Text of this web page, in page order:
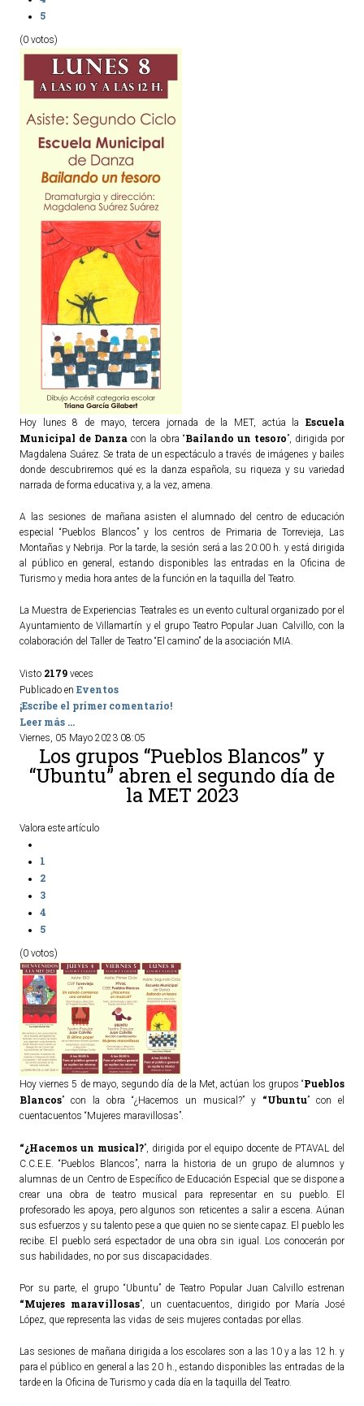
5
(0 votos)
Hoy lunes 8 de mayo, tercera jornada de la MET, actúa la Escuela
Municipal de Danza con la obra “Bailando un tesoro”, dirigida por
Magdalena Suárez. Se trata de un espectáculo a través de imágenes y bailes
donde descubriremos qué es la danza española, su riqueza y su variedad
narrada de forma educativa y, a la vez, amena.
A las sesiones de mañana asisten el alumnado del centro de educación
especial “Pueblos Blancos” y los centros de Primaria de Torrevieja, Las
Montañas y Nebrija. Por la tarde, la sesión será a las 20:00 h. y está dirigida
al público en general, estando disponibles las entradas en la Oficina de
Turismo y media hora antes de la función en la taquilla del Teatro.
La Muestra de Experiencias Teatrales es un evento cultural organizado por el
Ayuntamiento de Villamartín y el grupo Teatro Popular Juan Calvillo, con la
colaboración del Taller de Teatro “El camino” de la asociación MIA.
Visto 2179 veces
Publicado en Eventos
¡Escribe el primer comentario!
Leer más ...
Viernes, 05 Mayo 2023 08:05
Los grupos “Pueblos Blancos” y
“Ubuntu” abren el segundo día de
la MET 2023
Valora este artículo
1
2
3
4
5
(0 votos)
Hoy viernes 5 de mayo, segundo día de la Met, actúan los grupos “Pueblos
Blancos” con la obra “¿Hacemos un musical?” y “Ubuntu” con el
cuentacuentos “Mujeres maravillosas”.
“¿Hacemos un musical?”, dirigida por el equipo docente de PTAVAL del
C.C.E.E. “Pueblos Blancos”, narra la historia de un grupo de alumnos y
alumnas de un Centro de Específico de Educación Especial que se dispone a
crear una obra de teatro musical para representar en su pueblo. El
profesorado les apoya, pero algunos son reticentes a salir a escena. Aúnan
sus esfuerzos y su talento pese a que quien no se siente capaz. El pueblo les
recibe. El pueblo será espectador de una obra sin igual. Los conocerán por
sus habilidades, no por sus discapacidades.
Por su parte, el grupo “Ubuntu” de Teatro Popular Juan Calvillo estrenan
“Mujeres maravillosas”, un cuentacuentos, dirigido por María José
López, que representa las vidas de seis mujeres contadas por ellas.
Las sesiones de mañana dirigida a los escolares son a las 10 y a las 12 h. y
para el público en general a las 20 h., estando disponibles las entradas de la
tarde en la Oficina de Turismo y cada día en la taquilla del Teatro.